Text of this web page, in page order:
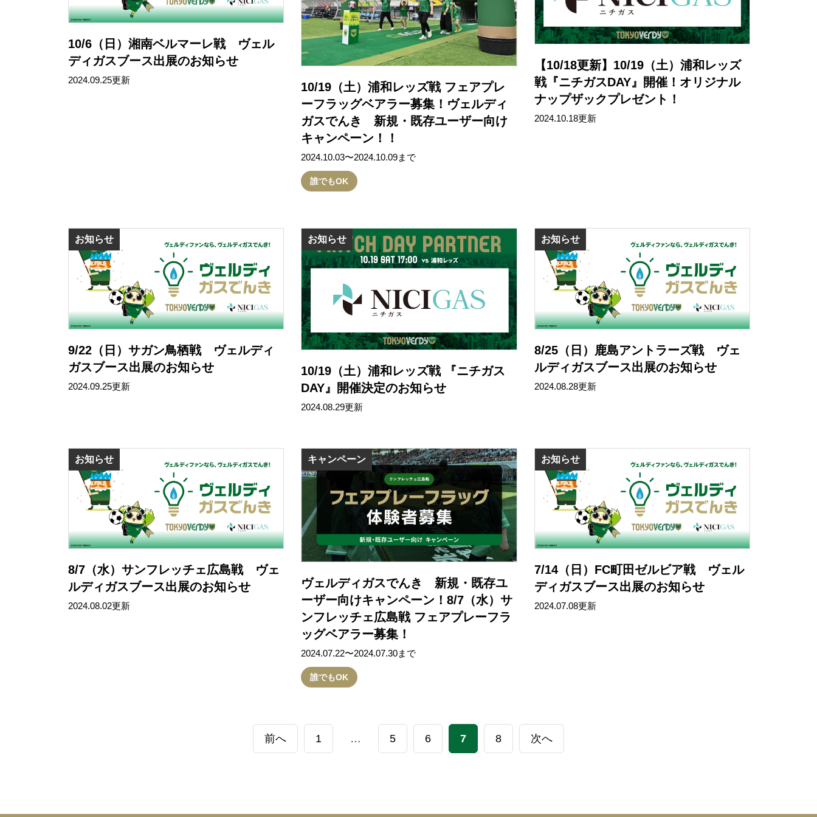
10/6（日）湘南ベルマーレ戦 ヴェル
ディガスブース出展のお知らせ
2024.09.25更新
10/19（土）浦和レッズ戦 フェアプレ
ーフラッグベアラー募集！ヴェルディ
ガスでんき 新規・既存ユーザー向け
キャンペーン！！
2024.10.03〜2024.10.09まで
誰でもOK
【10/18更新】10/19（土）浦和レッズ
戦『ニチガスDAY』開催！オリジナル
ナップザックプレゼント！
2024.10.18更新
お知らせ
9/22（日）サガン鳥栖戦 ヴェルディ
ガスブース出展のお知らせ
2024.09.25更新
お知らせ
10/19（土）浦和レッズ戦 『ニチガス
DAY』開催決定のお知らせ
2024.08.29更新
お知らせ
8/25（日）鹿島アントラーズ戦 ヴェ
ルディガスブース出展のお知らせ
2024.08.28更新
お知らせ
8/7（水）サンフレッチェ広島戦 ヴェ
ルディガスブース出展のお知らせ
2024.08.02更新
キャンペーン
ヴェルディガスでんき 新規・既存ユ
ーザー向けキャンペーン！8/7（水）サ
ンフレッチェ広島戦 フェアプレーフラ
ッグベアラー募集！
2024.07.22〜2024.07.30まで
誰でもOK
お知らせ
7/14（日）FC町田ゼルビア戦 ヴェル
ディガスブース出展のお知らせ
2024.07.08更新
前へ 1 … 5 6 7 8 次へ